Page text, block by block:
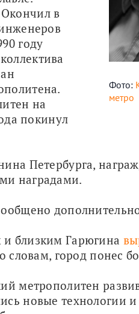
Фото:
метро
в
году
на
покинул
Петербурга,
наградами.
близким Гарюгина
словам, город понес
метрополитен
новые технологии